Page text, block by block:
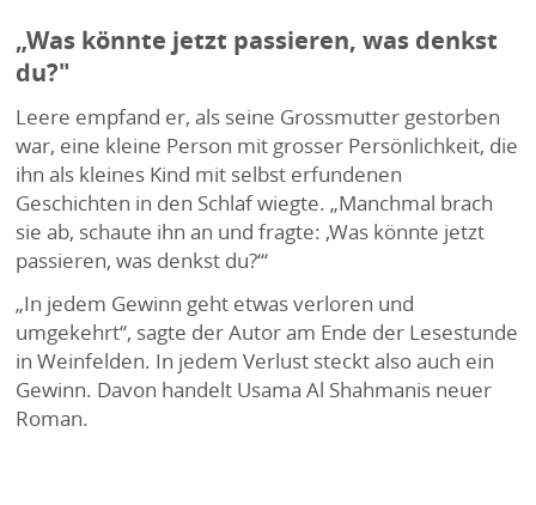
„Was könnte jetzt passieren, was denkst
du?"
Leere empfand er, als seine Grossmutter gestorben
war, eine kleine Person mit grosser Persönlichkeit, die
ihn als kleines Kind mit selbst erfundenen
Geschichten in den Schlaf wiegte. „Manchmal brach
sie ab, schaute ihn an und fragte: ‚Was könnte jetzt
passieren, was denkst du?‘“
„In jedem Gewinn geht etwas verloren und
umgekehrt“, sagte der Autor am Ende der Lesestunde
in Weinfelden. In jedem Verlust steckt also auch ein
Gewinn. Davon handelt Usama Al Shahmanis neuer
Roman.